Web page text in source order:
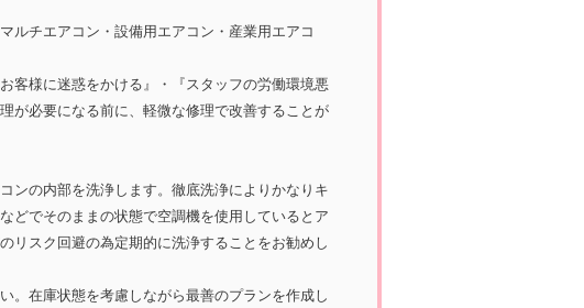
ルチエアコン・設備用エアコン・産業用エアコ
客様に迷惑をかける』・『スタッフの労働環境悪
が必要になる前に、軽微な修理で改善することが
ンの内部を洗浄します。徹底洗浄によりかなりキ
どでそのままの状態で空調機を使用しているとア
リスク回避の為定期的に洗浄することをお勧めし
。在庫状態を考慮しながら最善のプランを作成し